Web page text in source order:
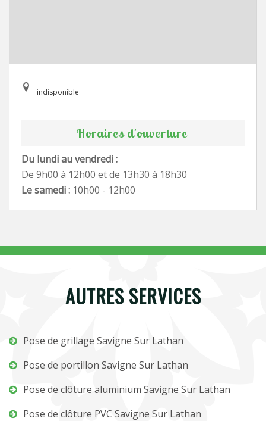
indisponible
Horaires d'ouverture
Du lundi au vendredi :
De 9h00 à 12h00 et de 13h30 à 18h30
Le samedi : 10h00 - 12h00
AUTRES SERVICES
Pose de grillage Savigne Sur Lathan
Pose de portillon Savigne Sur Lathan
Pose de clôture aluminium Savigne Sur Lathan
Pose de clôture PVC Savigne Sur Lathan